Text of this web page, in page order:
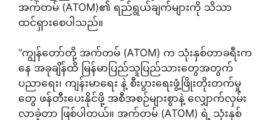
အက်တမ် (ATOM)၏ ရည်ရွယ်ချက်များကို သိသာ
ထင်ရှားစေပါသည်။
“ကျွန်တော်တို့ အက်တမ် (ATOM) က သုံးနှစ်တာခရီးက
နေ အခုချိန်ထိ မြန်မာပြည်သူပြည်သားတွေအတွက်
ပညာရေး၊ ကျန်းမာရေး နဲ့ စီးပွားရေးဖွံ့ဖြိုးတိုးတက်မှု
တွေ ဖန်တီးပေးနိုင်ဖို့ အစီအစဉ်များစွာနဲ့ လျှောက်လှမ်း
လာခဲ့တာ ဖြစ်ပါတယ်။ အက်တမ် (ATOM) ရဲ့ သုံးနှစ်